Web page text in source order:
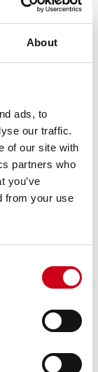
About
ads, to
our traffic.
of our site with
partners who
you’ve
from your use